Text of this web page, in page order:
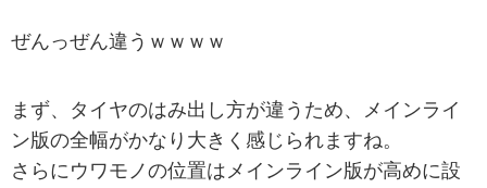
ぜんっぜん違うｗｗｗｗ
まず、タイヤのはみ出し方が違うため、メインライ
ン版の全幅がかなり大きく感じられますね。
さらにウワモノの位置はメインライン版が高めに設